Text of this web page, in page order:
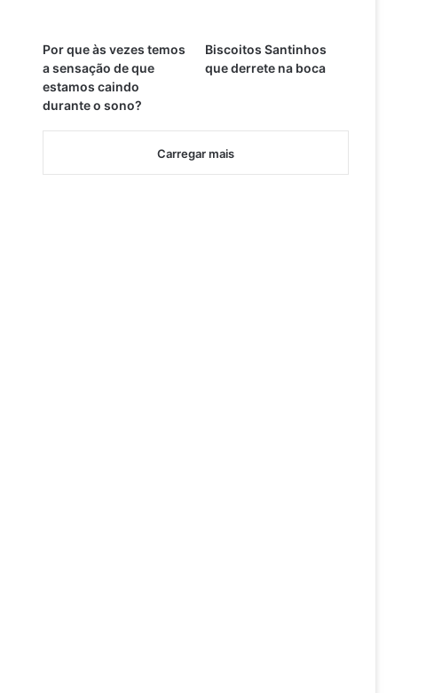
Por que às vezes temos
a sensação de que
estamos caindo
durante o sono?
Biscoitos Santinhos
que derrete na boca
Carregar mais